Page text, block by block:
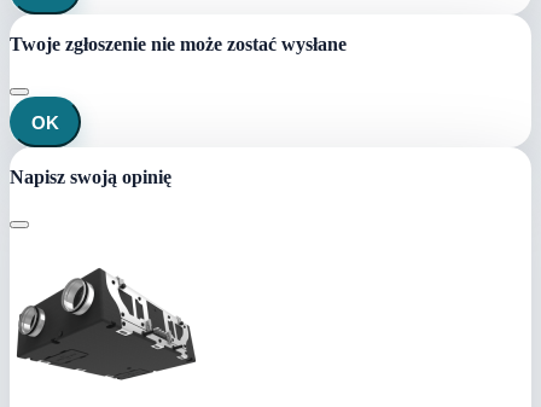
Twoje zgłoszenie nie może zostać wysłane
OK
Napisz swoją opinię